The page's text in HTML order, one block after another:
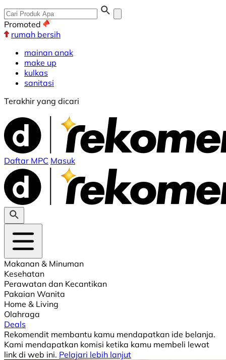
Promoted
rumah bersih
mainan anak
make up
kulkas
sanitasi
Terakhir yang dicari
Daftar MPC Masuk
Makanan & Minuman
Kesehatan
Perawatan dan Kecantikan
Pakaian Wanita
Home & Living
Olahraga
Deals
Rekomendit membantu kamu mendapatkan ide belanja.
Kami mendapatkan komisi ketika kamu membeli lewat
link di web ini. Pelajari lebih lanjut